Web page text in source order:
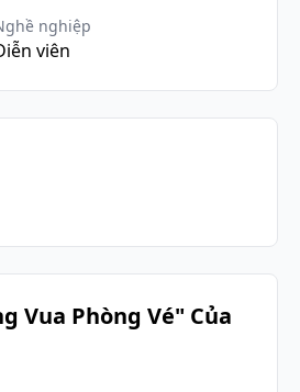
nghiệp
viên
Vua Phòng Vé" Của